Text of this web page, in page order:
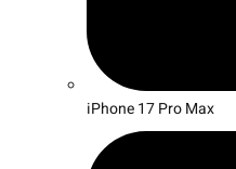
iPhone 17 Pro Max